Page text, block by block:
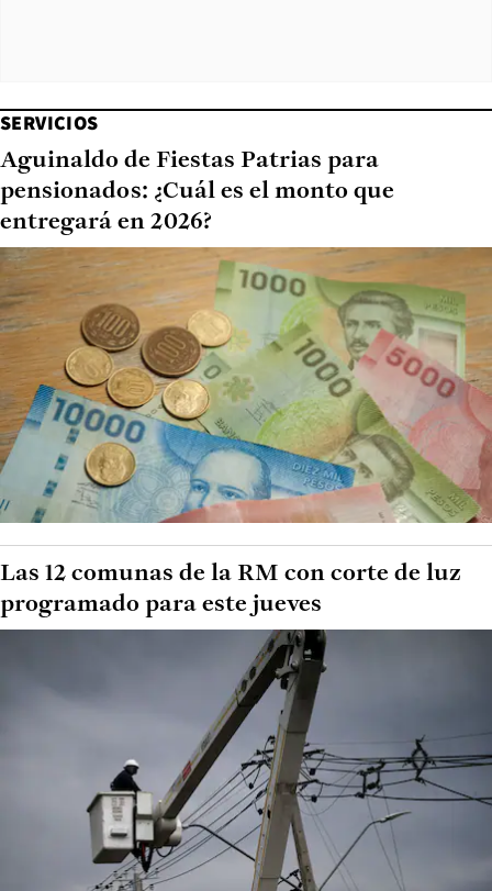
SERVICIOS
Aguinaldo de Fiestas Patrias para
pensionados: ¿Cuál es el monto que
entregará en 2026?
Las 12 comunas de la RM con corte de luz
programado para este jueves